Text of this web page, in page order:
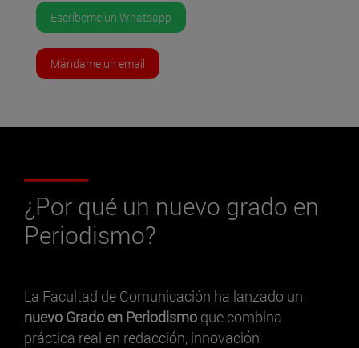
Escríbeme un Whatsapp
Mándame un email
¿Por qué un nuevo grado en
Periodismo?
La Facultad de Comunicación ha lanzado un
nuevo Grado en Periodismo que combina
práctica real en redacción, innovación